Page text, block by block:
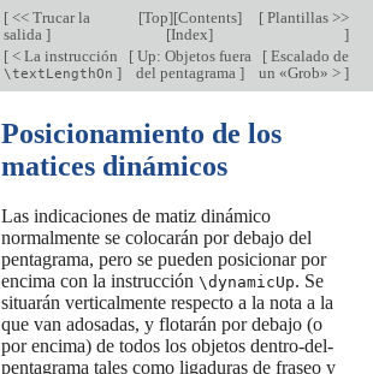
[<< Trucar la
salida ]
[Top][Contents]
[Index]
[Plantillas >>
]
[< La instrucción
\textLengthOn ]
[Up: Objetos fuera
del pentagrama ]
[Escalado de
un «Grob» > ]
Posicionamiento de los
matices dinámicos
Las indicaciones de matiz dinámico
normalmente se colocarán por debajo del
pentagrama, pero se pueden posicionar por
encima con la instrucción \dynamicUp. Se
situarán verticalmente respecto a la nota a la
que van adosadas, y flotarán por debajo (o
por encima) de todos los objetos dentro-del-
pentagrama tales como ligaduras de fraseo y